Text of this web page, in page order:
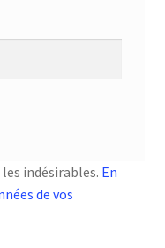
indésirables. En
de vos